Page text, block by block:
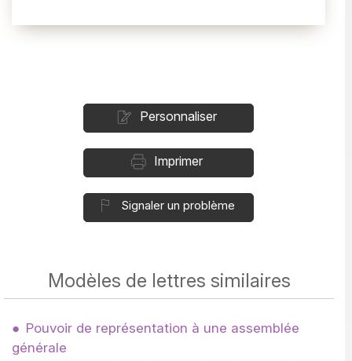
Personnaliser
Imprimer
Signaler un problème
Modèles de lettres similaires
Pouvoir de représentation à une assemblée
générale